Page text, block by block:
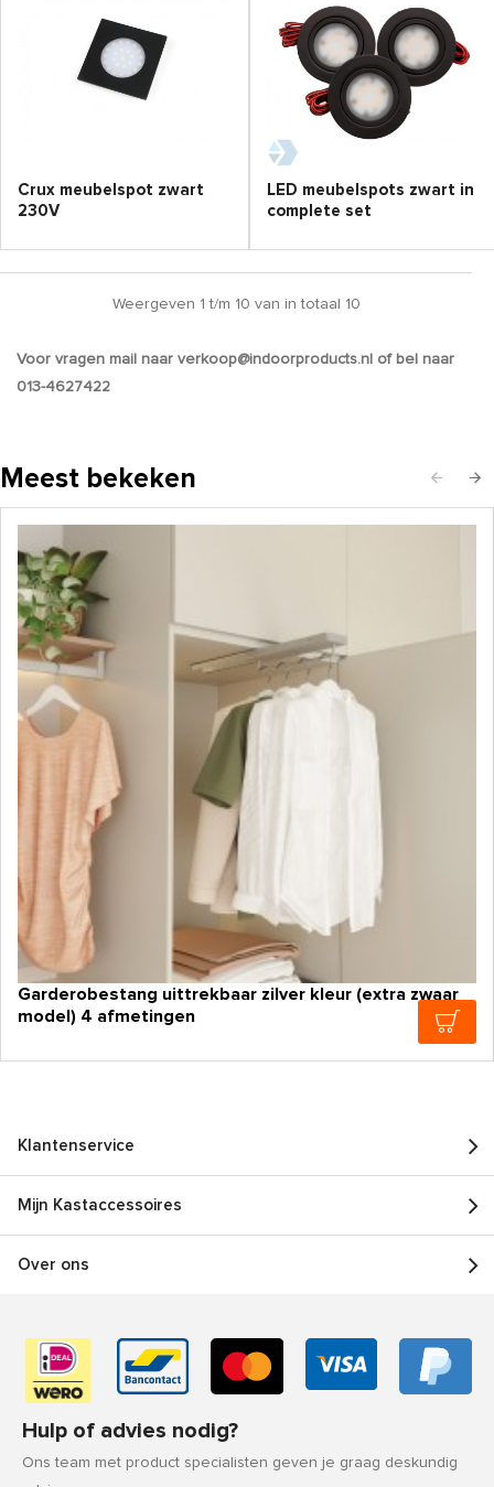
Voor vragen mail naar verkoop@indoorproducts.nl of bel naar
013-4627422
Crux meubelspot zwart
230V
LED meubelspots zwart in
complete set
Weergeven 1 t/m 10 van in totaal 10
Meest bekeken
Garderobestang uittrekbaar zilver kleur (extra zwaar
model) 4 afmetingen
Klantenservice
Mijn Kastaccessoires
Over ons
Hulp of advies nodig?
Ons team met product specialisten geven je graag deskundig